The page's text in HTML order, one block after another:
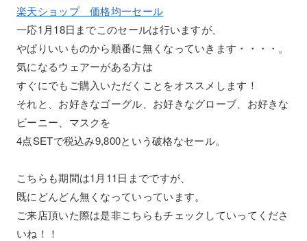
楽天ショップ 価格均一セール
一応1月18日までこのセールは行いますが、
やぱりいいものから順番に無くなっていきます・・・・。
気になるウェアーがある方は
すぐにでもご購入いただくことをオススメします！
それと、お好きなゴーグル、お好きなグローブ、お好きな
ビーニー、マスクを
4点SETで税込み9,800という破格なセール。
こちらも期間は1月11日までですが、
既にどんどん無くなっていっています。
ご来店頂いた際は是非こちらもチェックしていってくださ
いね！！